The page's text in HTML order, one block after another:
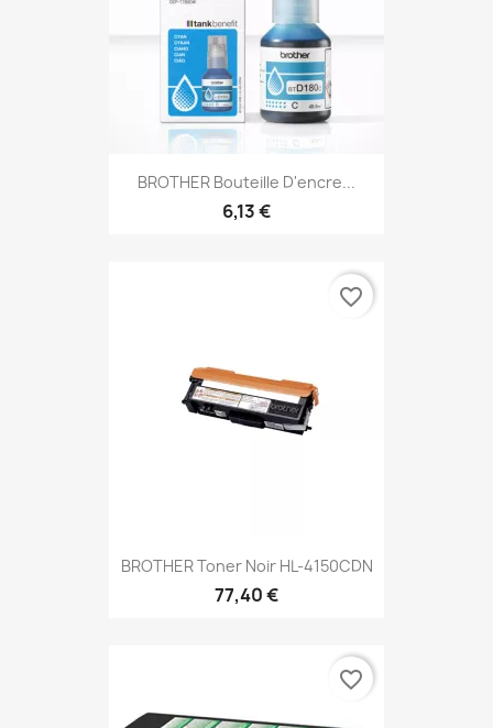
BROTHER Bouteille D'encre...
6,13 €
BROTHER Toner Noir HL-4150CDN
77,40 €
favorite_border
favorite_border